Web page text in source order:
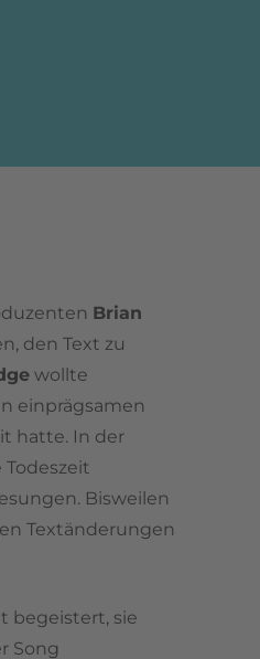
Brian
den Text zu
wollte
einprägsamen
hatte. In der
Bisweilen
Textänderungen
begeistert, sie
Song